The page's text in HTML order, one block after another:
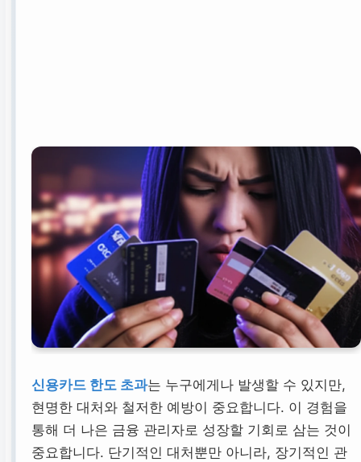
신용카드 한도 초과는 누구에게나 발생할 수 있지만,
현명한 대처와 철저한 예방이 중요합니다. 이 경험을
통해 더 나은 금융 관리자로 성장할 기회로 삼는 것이
중요합니다. 단기적인 대처뿐만 아니라, 장기적인 관